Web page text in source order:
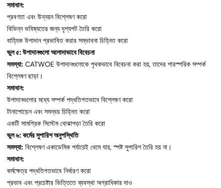
সমাধান:
প্রবণতা এবং উন্নয়ন বিশ্লেষণ করো
বিভিন্ন ভবিষ্যতের জন্য দৃশ্যপট তৈরি করো
বাহ্যিক উপাদান প্রভাবিত করার সম্ভাবনা চিহ্নিত করো
ভুল ৫: উপাদানগুলো আলাদাভাবে বিবেচনা
সমস্যা: CATWOE উপাদানগুলোকে পৃথকভাবে বিবেচনা করা হয়, তাদের পারস্পরিক সম্পর্ক
বিশ্লেষণ ছাড়া।
সমাধান:
উপাদানগুলোর মধ্যে সম্পর্ক পদ্ধতিগতভাবে বিশ্লেষণ করো
টানাপোড়েন এবং সমন্বয় চিহ্নিত করো
একটি সামগ্রিক সিস্টেম বোঝাপড়া তৈরি করো
ভুল ৬: কর্মের সুপারিশ অনুপস্থিতি
সমস্যা: বিশ্লেষণ একাডেমিক পর্যায়েই থেমে যায়, স্পষ্ট সুপারিশ তৈরি হয় না।
সমাধান:
কর্মক্ষেত্র পদ্ধতিগতভাবে নির্ধারণ করো
প্রভাব এবং প্রচেষ্টার ভিত্তিতে ব্যবস্থা অগ্রাধিকার দাও